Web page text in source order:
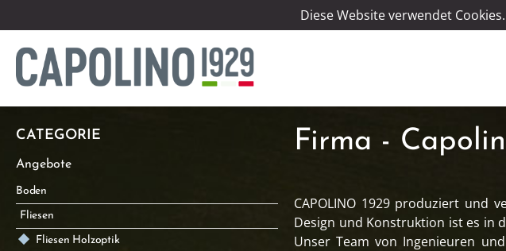
Diese Website verwendet
Angebote
CATEGORIE
Boden
Fliesen
Fliesen Holzoptik
Firma -
CAPOLINO 1929 produziert und
Design und Konstruktion ist es in
Unser Team von Ingenieuren